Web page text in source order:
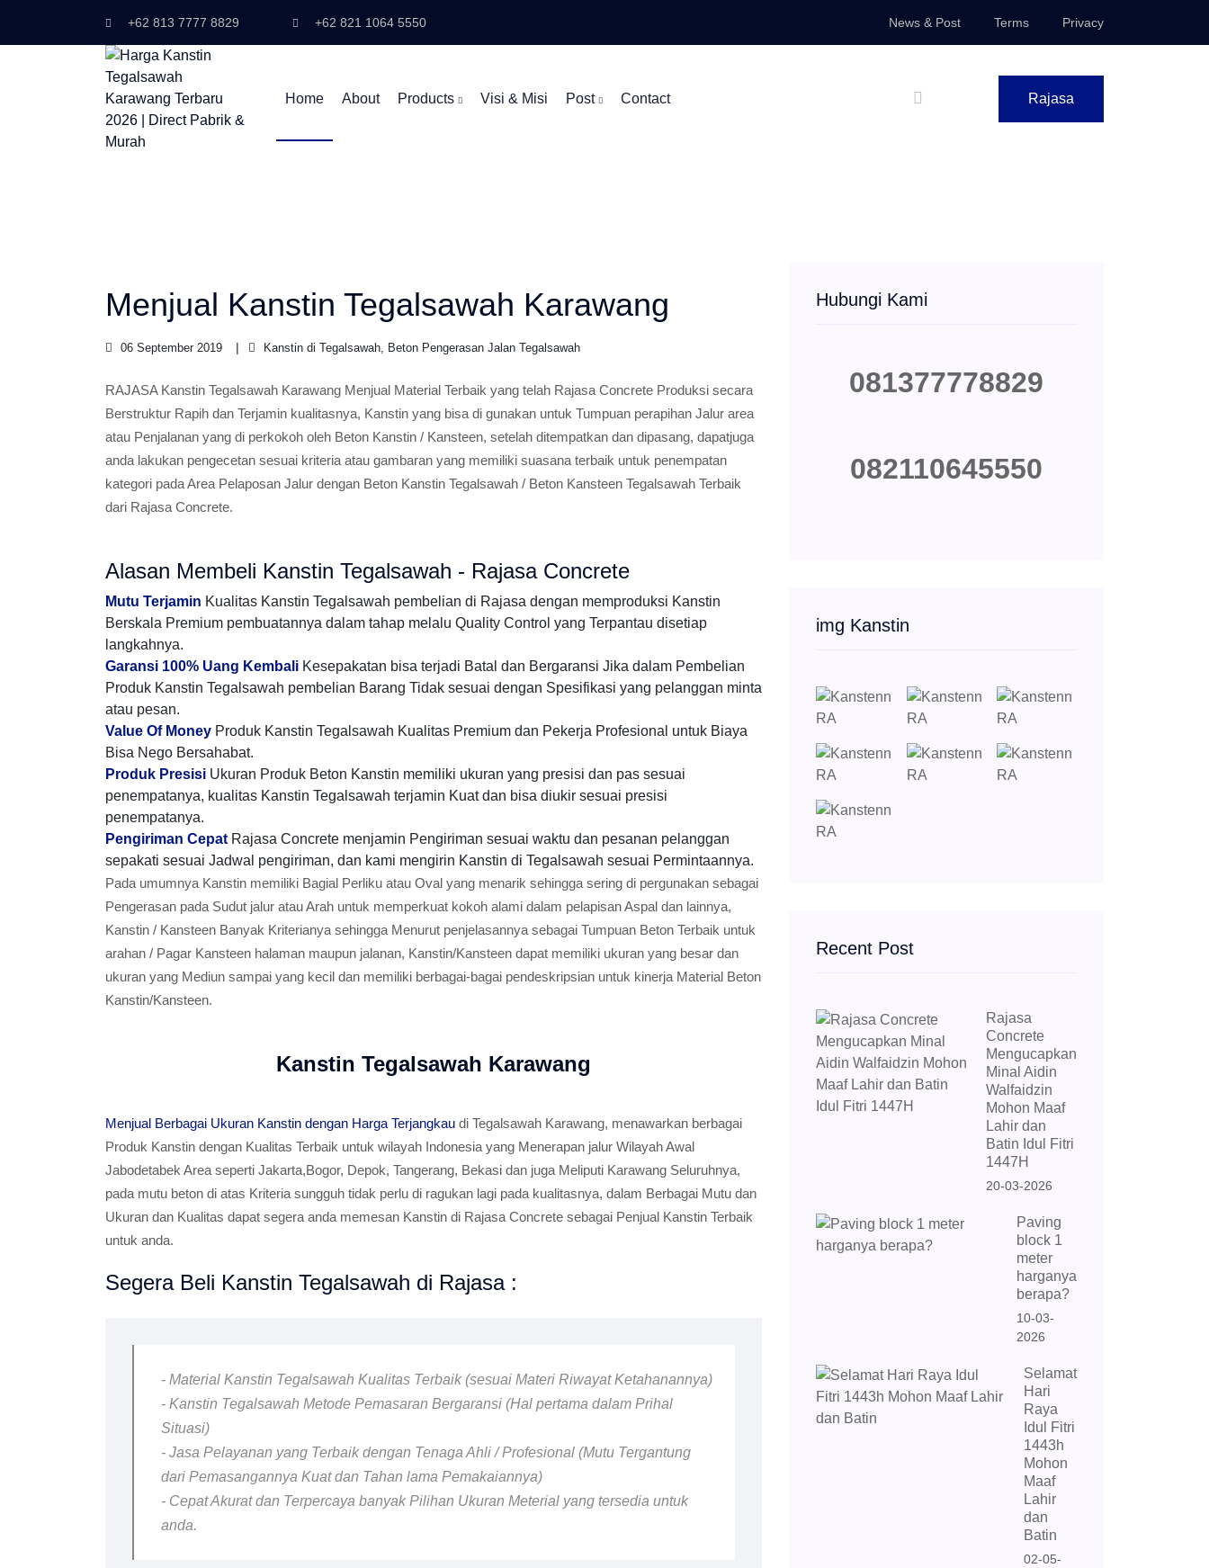
+62 813 7777 8829 +62 821 1064 5550 News & Post Terms Privacy
Home About Products Visi & Misi Post Contact Rajasa
Menjual Kanstin Tegalsawah Karawang
06 September 2019 Kanstin di Tegalsawah, Beton Pengerasan Jalan Tegalsawah
RAJASA Kanstin Tegalsawah Karawang Menjual Material Terbaik yang telah Rajasa Concrete Produksi secara
Berstruktur Rapih dan Terjamin kualitasnya, Kanstin yang bisa di gunakan untuk Tumpuan perapihan Jalur area
atau Penjalanan yang di perkokoh oleh Beton Kanstin / Kansteen, setelah ditempatkan dan dipasang, dapatjuga
anda lakukan pengecetan sesuai kriteria atau gambaran yang memiliki suasana terbaik untuk penempatan
kategori pada Area Pelaposan Jalur dengan Beton Kanstin Tegalsawah / Beton Kansteen Tegalsawah Terbaik
dari Rajasa Concrete.
Alasan Membeli Kanstin Tegalsawah - Rajasa Concrete
Mutu Terjamin Kualitas Kanstin Tegalsawah pembelian di Rajasa dengan memproduksi Kanstin
Berskala Premium pembuatannya dalam tahap melalu Quality Control yang Terpantau disetiap
langkahnya.
Garansi 100% Uang Kembali Kesepakatan bisa terjadi Batal dan Bergaransi Jika dalam Pembelian
Produk Kanstin Tegalsawah pembelian Barang Tidak sesuai dengan Spesifikasi yang pelanggan minta
atau pesan.
Value Of Money Produk Kanstin Tegalsawah Kualitas Premium dan Pekerja Profesional untuk Biaya
Bisa Nego Bersahabat.
Produk Presisi Ukuran Produk Beton Kanstin memiliki ukuran yang presisi dan pas sesuai
penempatanya, kualitas Kanstin Tegalsawah terjamin Kuat dan bisa diukir sesuai presisi
penempatanya.
Pengiriman Cepat Rajasa Concrete menjamin Pengiriman sesuai waktu dan pesanan pelanggan
sepakati sesuai Jadwal pengiriman, dan kami mengirin Kanstin di Tegalsawah sesuai Permintaannya.
Pada umumnya Kanstin memiliki Bagial Perliku atau Oval yang menarik sehingga sering di pergunakan sebagai
Pengerasan pada Sudut jalur atau Arah untuk memperkuat kokoh alami dalam pelapisan Aspal dan lainnya,
Kanstin / Kansteen Banyak Kriterianya sehingga Menurut penjelasannya sebagai Tumpuan Beton Terbaik untuk
arahan / Pagar Kansteen halaman maupun jalanan, Kanstin/Kansteen dapat memiliki ukuran yang besar dan
ukuran yang Mediun sampai yang kecil dan memiliki berbagai-bagai pendeskripsian untuk kinerja Material Beton
Kanstin/Kansteen.
Kanstin Tegalsawah Karawang
Menjual Berbagai Ukuran Kanstin dengan Harga Terjangkau di Tegalsawah Karawang, menawarkan berbagai
Produk Kanstin dengan Kualitas Terbaik untuk wilayah Indonesia yang Menerapan jalur Wilayah Awal
Jabodetabek Area seperti Jakarta,Bogor, Depok, Tangerang, Bekasi dan juga Meliputi Karawang Seluruhnya,
pada mutu beton di atas Kriteria sungguh tidak perlu di ragukan lagi pada kualitasnya, dalam Berbagai Mutu dan
Ukuran dan Kualitas dapat segera anda memesan Kanstin di Rajasa Concrete sebagai Penjual Kanstin Terbaik
untuk anda.
Segera Beli Kanstin Tegalsawah di Rajasa :
- Material Kanstin Tegalsawah Kualitas Terbaik (sesuai Materi Riwayat Ketahanannya)
- Kanstin Tegalsawah Metode Pemasaran Bergaransi (Hal pertama dalam Prihal
Situasi)
- Jasa Pelayanan yang Terbaik dengan Tenaga Ahli / Profesional (Mutu Tergantung
dari Pemasangannya Kuat dan Tahan lama Pemakaiannya)
- Cepat Akurat dan Terpercaya banyak Pilihan Ukuran Meterial yang tersedia untuk
anda.
Hubungi Kami
081377778829
082110645550
img Kanstin
Recent Post
Rajasa
Concrete
Mengucapkan
Minal Aidin
Walfaidzin
Mohon Maaf
Lahir dan
Batin Idul Fitri
1447H
20-03-2026
Paving
block 1
meter
harganya
berapa?
10-03-
2026
Selamat
Hari
Raya
Idul Fitri
1443h
Mohon
Maaf
Lahir
dan
Batin
02-05-